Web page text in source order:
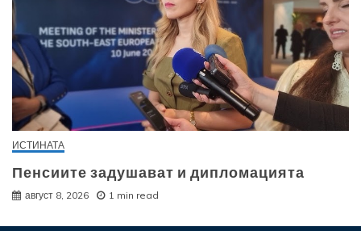
ИСТИНАТА
Пенсиите задушават и дипломацията
август 8, 2026 1 min read